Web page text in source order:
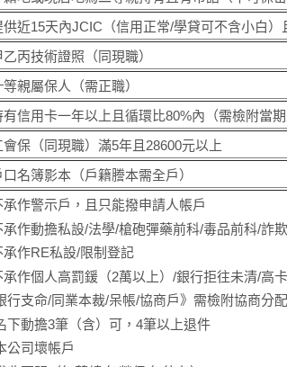
供近15天內JCIC （信用正常/學貸可不含小白
乙丙技術證照（同現職）
等親屬保人（需正職）
有信用卡一年以上且循環比80%內（需檢附當
會保（同現職）滿5年且 28600元以上
口名簿影本（戶籍謄本需全戶）
承作警示戶 ， 且只能撥申請人帳戶
承作動擔私設/法學/槍砲彈藥前科/毒品前科/詐
承作RE私設/限制登記
承作個人高罰鍰 （2萬以上）/銀行拒往未清/高
行支命/同業本裁/呆帳/協商戶》需檢附協商分
下動擔3筆（含）可，4筆以上退件
公司壞帳戶